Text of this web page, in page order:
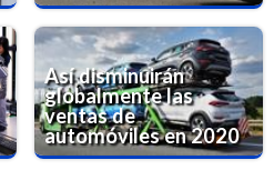
Así disminuirán
globalmente las
ventas de
automóviles en 2020